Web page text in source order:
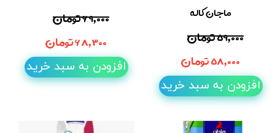
ماجان کاله
۵۹,۰۰۰ تومان
۵۸,۰۰۰ تومان
افزودن به سبد خرید
۶۹,۰۰۰ تومان
۶۸,۳۰۰ تومان
افزودن به سبد خرید